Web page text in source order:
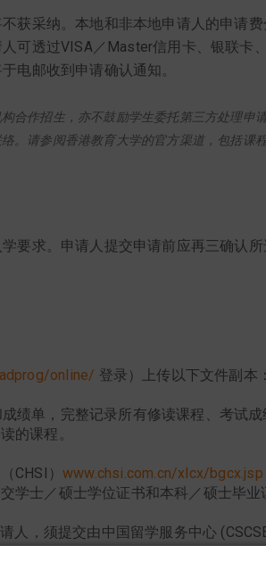
获采纳。本地和非本地申请人的申请
可透过VISA／Master信用卡、银联卡
电邮收到申请确认通知。
合作招生，亦不鼓励学生委托第三方处理
。请参阅香港教育大学的官方渠道，包括课
要求。申请人提交申请前应再三确认
online/ 登录）上传以下文件副本：
成绩单，完整记录所有修读课程、考试
的课程。
CHSI） www.chsi.com.cn/xlcx/bgcx.jsp
学士／硕士学位证书和本科／硕士毕业
人，须提交由中国留学服务中心
试（HKDSE）及香港中学会考（